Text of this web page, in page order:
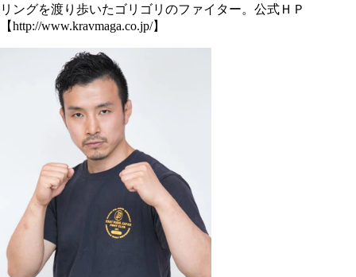
リングを渡り歩いたゴリゴリのファイター。公式ＨＰ
【http://www.kravmaga.co.jp/】